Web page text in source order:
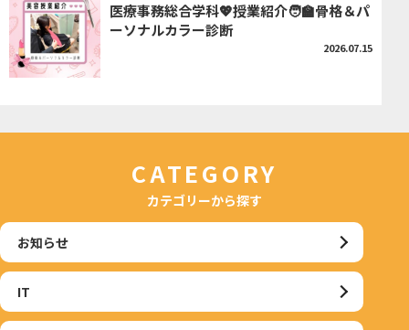
医療事務総合学科💖授業紹介🧑‍🏫骨格＆パ
ーソナルカラー診断
2026.07.15
CATEGORY
カテゴリーから探す
お知らせ
IT